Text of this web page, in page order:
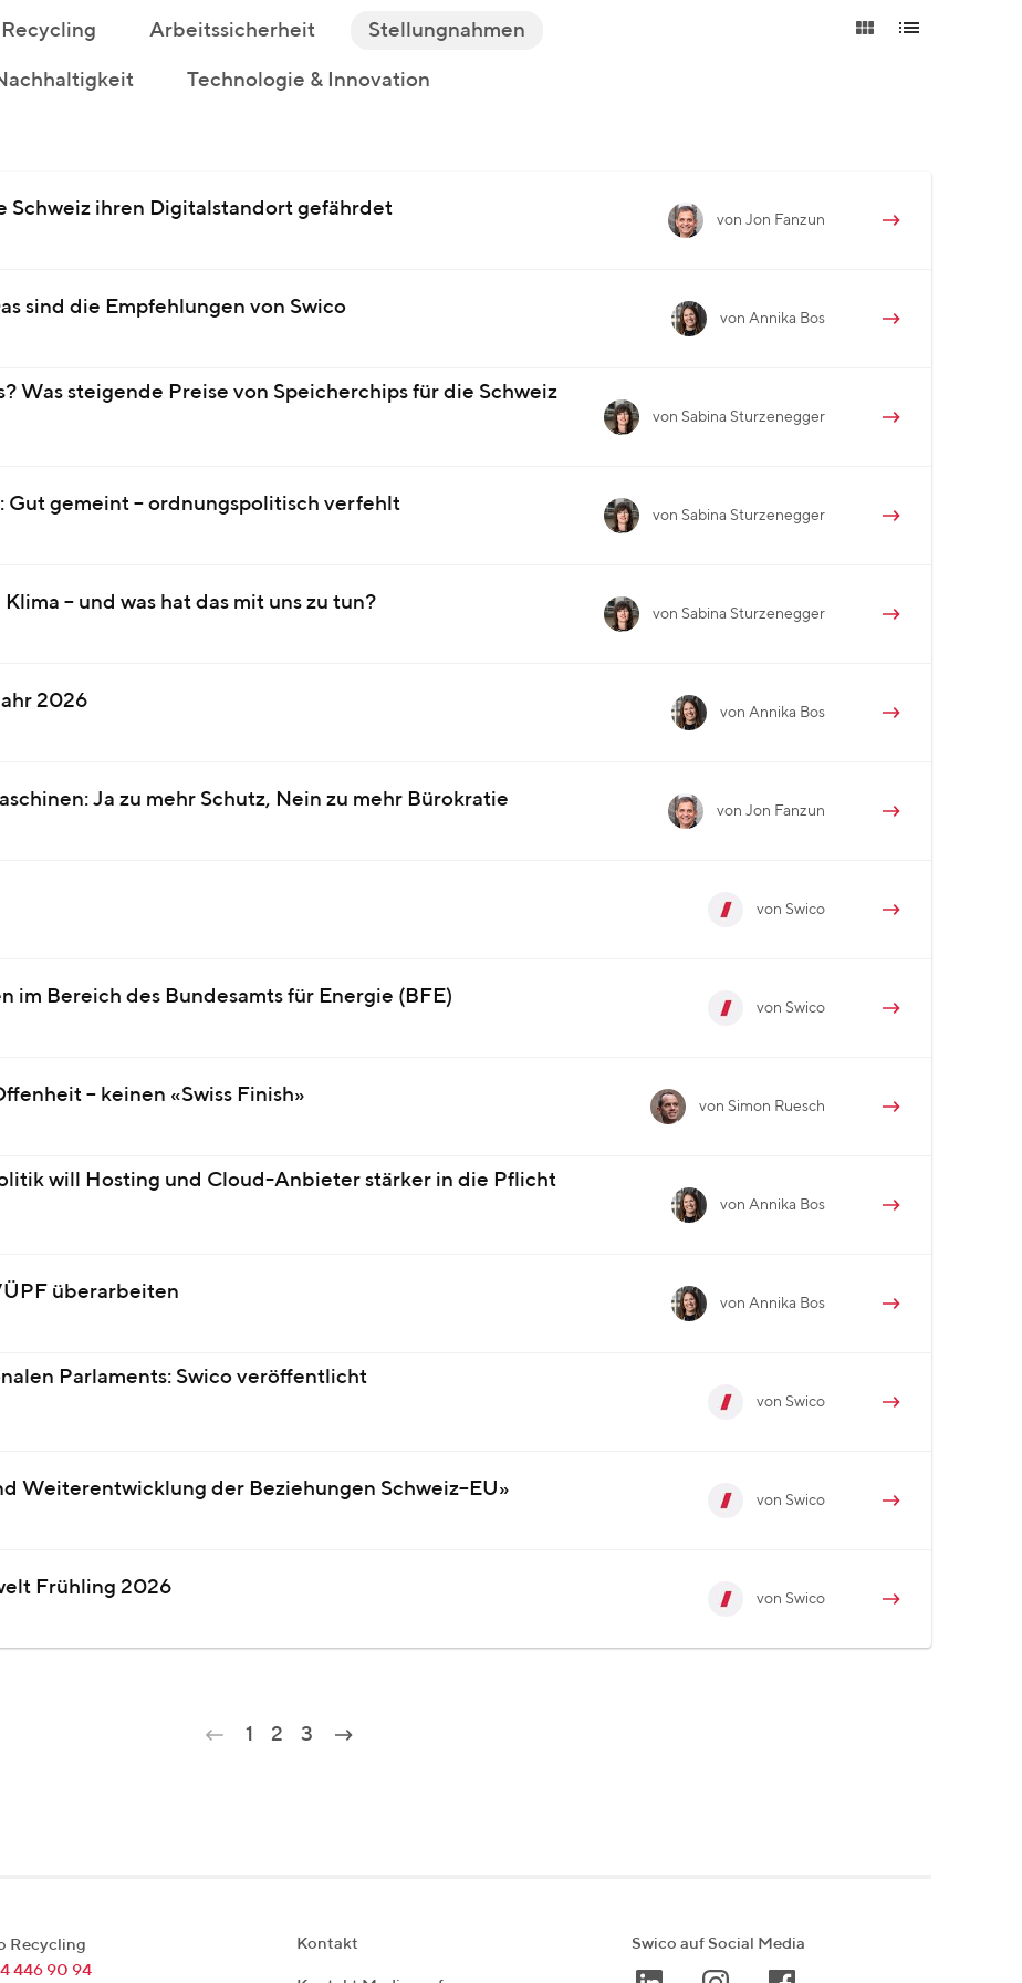
Recycling Arbeitssicherheit Stellungnahmen
Technologie & Innovation
Schweiz ihren Digitalstandort gefährdet
von Jon Fanzun
sind die Empfehlungen von Swico
von Annika Bos
Was steigende Preise von Speicherchips für die Schweiz
von Sabina Sturzenegger
Gut gemeint – ordnungspolitisch verfehlt
von Sabina Sturzenegger
– und was hat das mit uns zu tun?
von Sabina Sturzenegger
2026
von Annika Bos
Ja zu mehr Schutz, Nein zu mehr Bürokratie
von Jon Fanzun
von Swico
im Bereich des Bundesamts für Energie (BFE)
von Swico
– keinen «Swiss Finish»
von Simon Ruesch
will Hosting und Cloud-Anbieter stärker in die Pflicht
von Annika Bos
überarbeiten
von Annika Bos
Parlaments: Swico veröffentlicht
von Swico
Weiterentwicklung der Beziehungen Schweiz–EU»
von Swico
Frühling 2026
von Swico
1 2 3
Recycling
446 90 94
Kontakt Swico auf Social Media